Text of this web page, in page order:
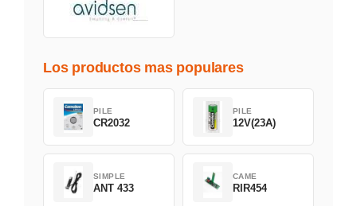
Los productos mas populares
PILE
CR2032
PILE
12V(23A)
SIMPLE
ANT 433
CAME
RIR454